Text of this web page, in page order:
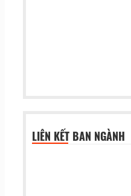
LIÊN KẾT BAN NGÀNH